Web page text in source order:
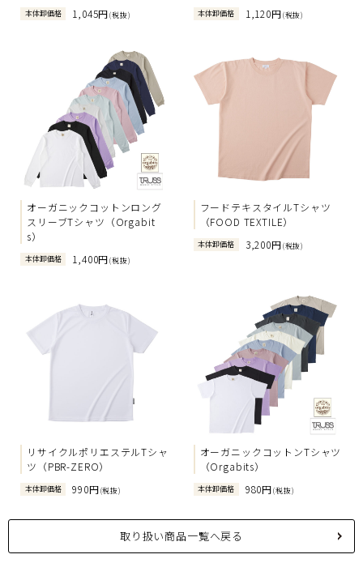
本体卸価格 1,045円(税抜) 本体卸価格 1,120円(税抜)
オーガニックコットンロング
スリーブTシャツ（Orgabit
s）
本体卸価格 1,400円(税抜)
フードテキスタイルTシャツ
（FOOD TEXTILE）
本体卸価格 3,200円(税抜)
リサイクルポリエステルTシャ
ツ（PBR-ZERO）
本体卸価格 990円(税抜)
オーガニックコットンTシャツ
（Orgabits）
本体卸価格 980円(税抜)
取り扱い商品一覧へ戻る